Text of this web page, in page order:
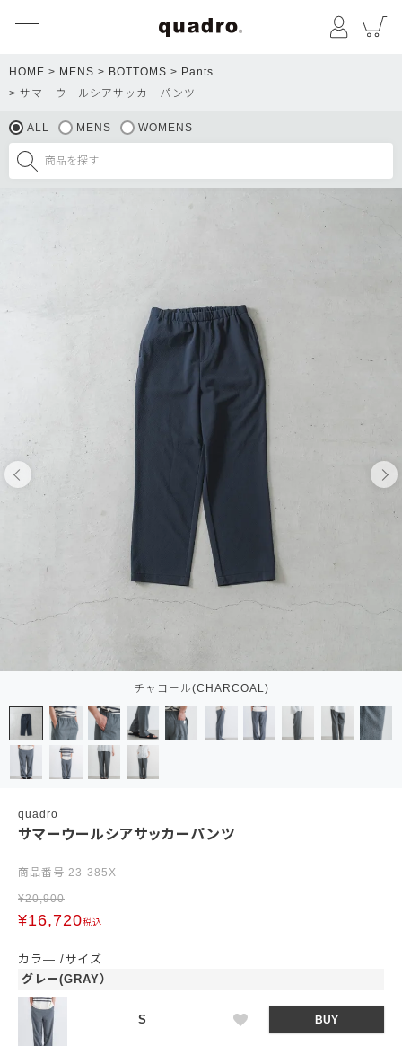
マイペ
HOME MENS BOTTOMS
Pants
サマーウールシアサッカーパンツ
ALL MENS WOMENS
チャコール(CHARCOAL)
quadro
サマーウールシアサッカーパンツ
商品番号 23-385X
¥20,900
¥16,720税込
カラ―
サイズ
グレー(GRAY）
S BUY